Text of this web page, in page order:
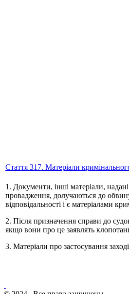
Стаття 317. Матеріали
1. Документи, інші матеріали,
провадження, долучаються до
відповідальності і є матеріалами
2. Після призначення справи до
якщо вони про це заявлять
3. Матеріали про застосування